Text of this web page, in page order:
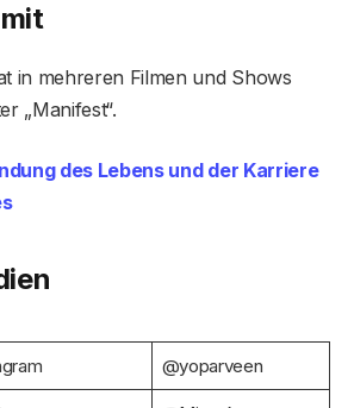
in mehreren Filmen und Shows
„Manifest“.
des Lebens und der Karriere
@yoparveen